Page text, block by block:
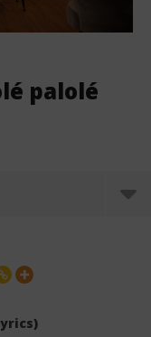
palolé